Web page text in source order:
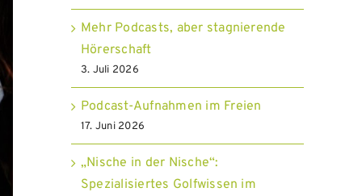
Mehr Podcasts, aber stagnierende
Hörerschaft
3. Juli 2026
Podcast-Aufnahmen im Freien
17. Juni 2026
„Nische in der Nische“:
Spezialisiertes Golfwissen im